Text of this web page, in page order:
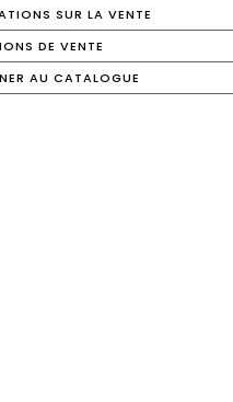
SUR LA VENTE
DE VENTE
AU CATALOGUE